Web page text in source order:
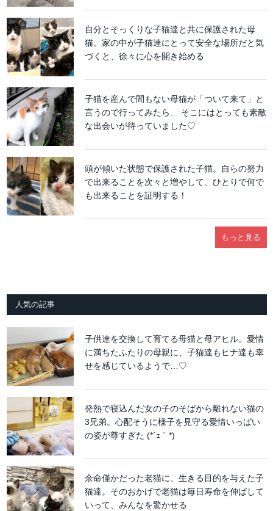
自分とそっくりな子猫達と共に保護された母
猫。家の中が子猫達にとって安全な場所だと気
づくと、徐々に心を開き始める
子猫を産んで間もない母猫が「ついて来て」と
言うので行ってみたら… そこにはとっても素敵
な出会いが待っていました♡
頭が傾いた状態で保護された子猫。自らの努力
で出来ることを次々と増やして、ひとりで何で
も出来ることを証明する！
もっと見る
人気の記事
子供達を交換して育てる母猫と母アヒル。愛情
に満ちたふたりの母親に、子猫達もヒナ達も幸
せを感じているようで…♡
発熱で寝込んだ女の子のそばから離れない猫の
3兄弟。心配そうに様子を見守る愛情いっぱい
の姿が尊すぎた (*´ｪ｀*)
余命僅かだった老猫に、生きる目的を与えた子
猫達。そのおかげで老猫は毎日寿命を伸ばして
いって、みんなを驚かせる